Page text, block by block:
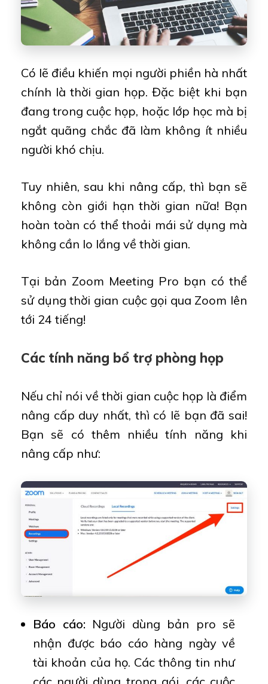
Có lẽ điều khiến mọi người phiền hà nhất
chính là thời gian họp. Đặc biệt khi bạn
đang trong cuộc họp, hoặc lớp học mà bị
ngắt quãng chắc đã làm không ít nhiều
người khó chịu.
Tuy nhiên, sau khi nâng cấp, thì bạn sẽ
không còn giới hạn thời gian nữa! Bạn
hoàn toàn có thể thoải mái sử dụng mà
không cần lo lắng về thời gian.
Tại bản Zoom Meeting Pro bạn có thể
sử dụng thời gian cuộc gọi qua Zoom lên
tới 24 tiếng!
Các tính năng bổ trợ phòng họp
Nếu chỉ nói về thời gian cuộc họp là điểm
nâng cấp duy nhất, thì có lẽ bạn đã sai!
Bạn sẽ có thêm nhiều tính năng khi
nâng cấp như:
Báo cáo: Người dùng bản pro sẽ
nhận được báo cáo hàng ngày về
tài khoản của họ. Các thông tin như